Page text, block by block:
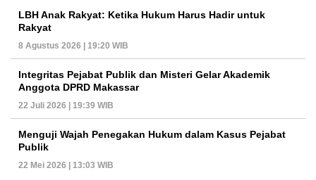
LBH Anak Rakyat: Ketika Hukum Harus Hadir untuk
Rakyat
8 Agustus 2026 | 19:20 WIB
Integritas Pejabat Publik dan Misteri Gelar Akademik
Anggota DPRD Makassar
22 Juli 2026 | 19:39 WIB
Menguji Wajah Penegakan Hukum dalam Kasus Pejabat
Publik
22 Mei 2026 | 13:03 WIB